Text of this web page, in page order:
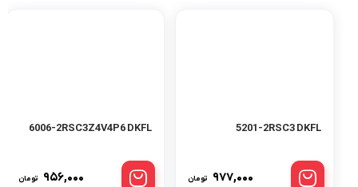
5201-2RSC3 DKFL
۹۷۷,۰۰۰ تومان
6006-2RSC3Z4V4P6 DKFL
۹۵۶,۰۰۰ تومان